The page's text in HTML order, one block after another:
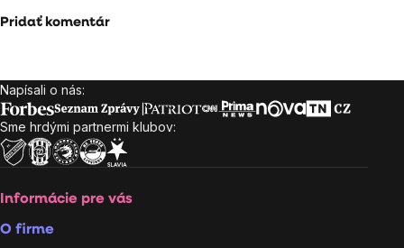
Pridať komentár
Zápätie
Napísali o nás:
Sme hrdými partnermi klubov:
Informácie pre vás
O firme